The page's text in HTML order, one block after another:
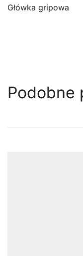
Główka gripowa
Podobne